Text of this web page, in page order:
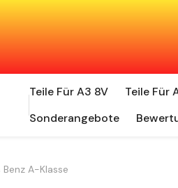
Teile Für A3 8V Teile Für
Sonderangebote
A-Klasse